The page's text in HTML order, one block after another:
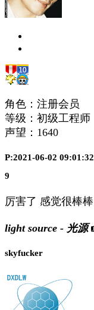
角色：注册会员
等级：初级工程师
声望： 1640
P:2021-06-02 09:01:32
9
厉害了 感觉很棒棒
light source - 光源
skyfucker